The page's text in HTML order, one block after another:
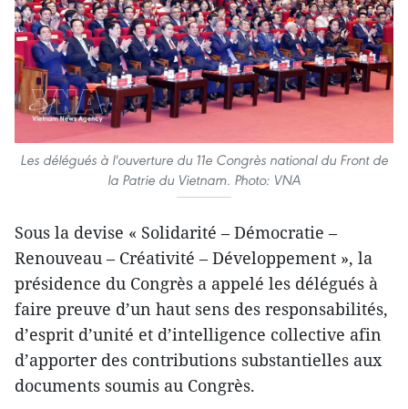
Les délégués à l'ouverture du 11e Congrès national du Front de
la Patrie du Vietnam. Photo: VNA
Sous la devise « Solidarité – Démocratie –
Renouveau – Créativité – Développement », la
présidence du Congrès a appelé les délégués à
faire preuve d’un haut sens des responsabilités,
d’esprit d’unité et d’intelligence collective afin
d’apporter des contributions substantielles aux
documents soumis au Congrès.